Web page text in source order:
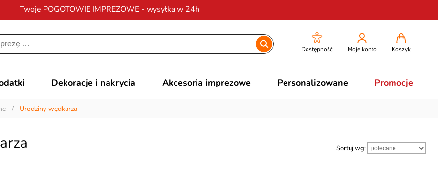
Twoje POGOTOWIE IMPREZOWE - wysyłka w 24h
Darmowa dostawana zamówienia od 200 zł
Dostępność Moje konto Koszyk
Dekoracje i nakrycia Akcesoria imprezowe Personalizowane Promocje
/ Urodziny wędkarza
Sortuj wg: